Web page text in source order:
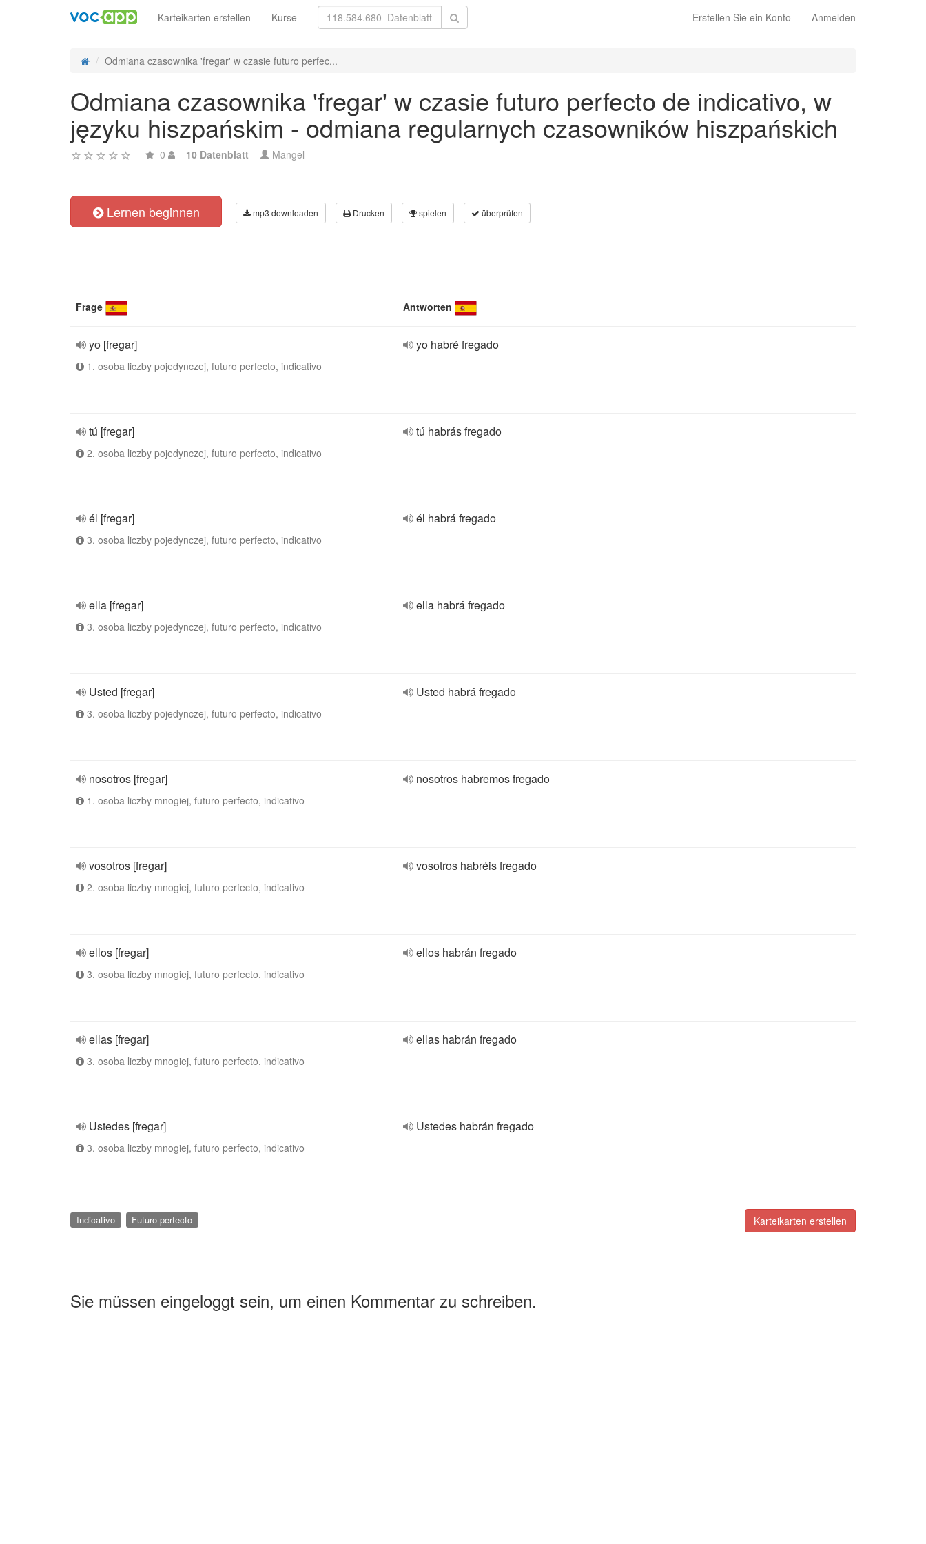
Erstellen Sie ein Konto Anmelden
Karteikarten erstellen Kurse
Odmiana czasownika 'fregar' w czasie futuro perfec...
Odmiana czasownika 'fregar' w czasie futuro perfecto de indicativo, w
języku hiszpańskim - odmiana regularnych czasowników hiszpańskich
0 10 Datenblatt Mangel
Lernen beginnen mp3 downloaden Drucken spielen überprüfen
Frage Antworten
yo [fregar]
1. osoba liczby pojedynczej, futuro perfecto, indicativo
yo habré fregado
tú [fregar]
2. osoba liczby pojedynczej, futuro perfecto, indicativo
tú habrás fregado
él [fregar]
3. osoba liczby pojedynczej, futuro perfecto, indicativo
él habrá fregado
ella [fregar]
3. osoba liczby pojedynczej, futuro perfecto, indicativo
ella habrá fregado
Usted [fregar]
3. osoba liczby pojedynczej, futuro perfecto, indicativo
Usted habrá fregado
nosotros [fregar]
1. osoba liczby mnogiej, futuro perfecto, indicativo
nosotros habremos fregado
vosotros [fregar]
2. osoba liczby mnogiej, futuro perfecto, indicativo
vosotros habréis fregado
ellos [fregar]
3. osoba liczby mnogiej, futuro perfecto, indicativo
ellos habrán fregado
ellas [fregar]
3. osoba liczby mnogiej, futuro perfecto, indicativo
ellas habrán fregado
Ustedes [fregar]
3. osoba liczby mnogiej, futuro perfecto, indicativo
Ustedes habrán fregado
Karteikarten erstellen
Indicativo Futuro perfecto
Sie müssen eingeloggt sein, um einen Kommentar zu schreiben.